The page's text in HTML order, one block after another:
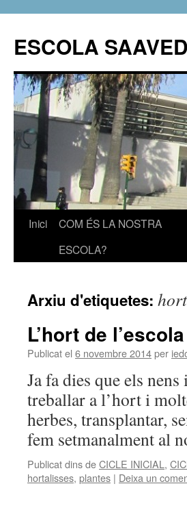
ESCOLA
Vés
Inici
COM ÉS LA NOSTRA
ESCOLA?
Arxiu d'etiquetes:
L’hort de l’escola
Publicat el 6 novembre 2014per
Ja fa dies que els
treballar a l’hort i
herbes, transplantar,
fem setmanalment al
Publicat dins deCICLE INICIAL ,
hortalisses, plantes | Deixa un